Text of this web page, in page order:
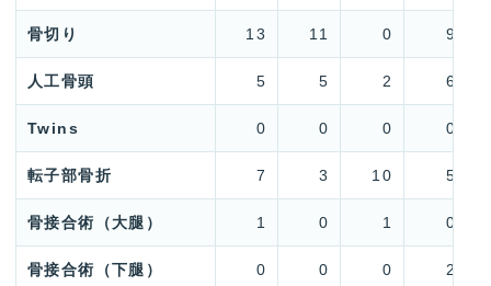
骨切り 13 11 0 9
人工骨頭 5 5 2 6
Twins 0 0 0 0
転子部骨折 7 3 10 5
骨接合術（大腿） 1 0 1 0
骨接合術（下腿） 0 0 0 2